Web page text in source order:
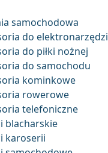
samochodowa
do elektronarzędzi
do piłki nożnej
do samochodu
kominkowe
rowerowe
telefoniczne
blacharskie
karoserii